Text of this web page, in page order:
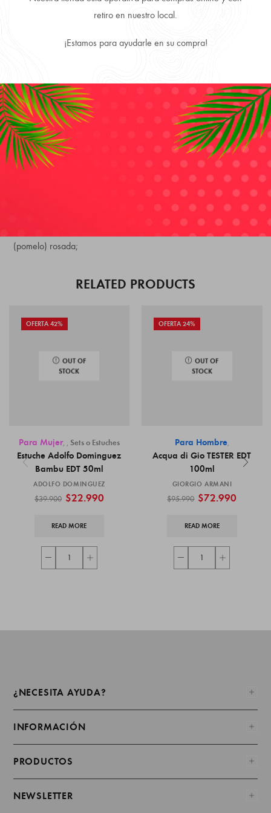
retiro en nuestro local.
¡Estamos para ayudarle en su compra!
Productos 100% Originales y Precios más convenientes.
es una fragancia de la familia
2014. Las Notas de Salida son manzana verde y toronja
(pomelo) rosada;
RELATED PRODUCTS
OFERTA 42%
OUT OF
STOCK
Para Mujer, , Sets o Estuches
Estuche Adolfo Dominguez
Bambu EDT 50ml
ADOLFO DOMINGUEZ
$39.900 $22.990
READ MORE
OFERTA 24%
OUT OF
STOCK
Para Hombre,
Acqua di Gio TESTER EDT
100ml
GIORGIO ARMANI
$95.990 $72.990
READ MORE
¿NECESITA AYUDA?
INFORMACIÓN
PRODUCTOS
NEWSLETTER